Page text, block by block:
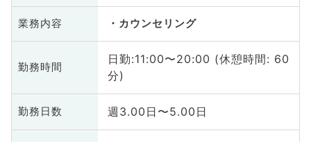
業務内容 カウンセリング
勤務時間
日勤:11:00〜20:00 (休憩時間: 60
分)
勤務日数 週3.00日〜5.00日